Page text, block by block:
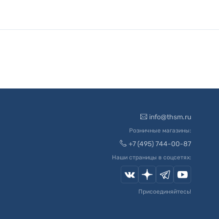
info@thsm.ru
Розничные магазины:
+7 (495) 744-00-87
Наши страницы в соцсетях:
Присоединяйтесь!